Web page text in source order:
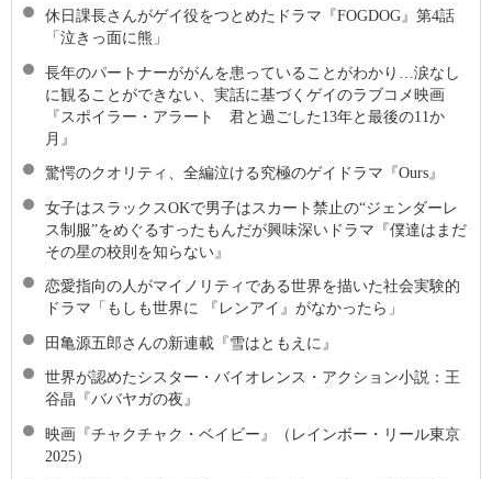
休日課長さんがゲイ役をつとめたドラマ『FOGDOG』第4話
「泣きっ面に熊」
長年のパートナーががんを患っていることがわかり…涙なし
に観ることができない、実話に基づくゲイのラブコメ映画
『スポイラー・アラート 君と過ごした13年と最後の11か
月』
驚愕のクオリティ、全編泣ける究極のゲイドラマ『Ours』
女子はスラックスOKで男子はスカート禁止の“ジェンダーレ
ス制服”をめぐるすったもんだが興味深いドラマ『僕達はまだ
その星の校則を知らない』
恋愛指向の人がマイノリティである世界を描いた社会実験的
ドラマ「もしも世界に 『レンアイ』がなかったら」
田亀源五郎さんの新連載『雪はともえに』
世界が認めたシスター・バイオレンス・アクション小説：王
谷晶『ババヤガの夜』
映画『チャクチャク・ベイビー』（レインボー・リール東京
2025）